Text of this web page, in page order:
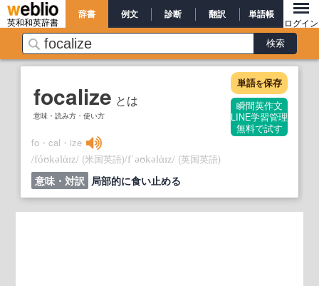
英和和英辞書
辞書 例文 診断 翻訳 単語帳
ログイン
focalize とは
意味・読み方・使い方
単語を保存
瞬間英作文
LINE学習管理
無料で試す
fo・cal・ize
/fóʊkəlὰɪz/ (米国英語)/fˈəʊkəlὰɪz/ (英国英語)
意味・対訳 局部的に食い止める